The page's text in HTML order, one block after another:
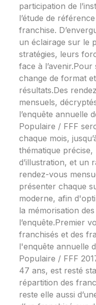
participation de
l’étude de
franchise.
un éclairage sur le
stratégies, leurs
face à l’avenir.Pour
change de format
résultats.Des
mensuels,
l’enquête annuelle
Populaire / FFF
chaque mois,
thématique
d’illustration, et un
rendez-vous
présenter chaque
moderne, afin
la mémorisation
l’enquête.Premier
franchisés et des
l'enquête annuelle
Populaire / FFF
47 ans, est resté
répartition des
reste elle aussi